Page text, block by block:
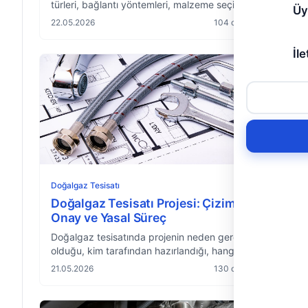
türleri, bağlantı yöntemleri, malzeme seçimini
etkileyen kriterler ve hangi noktada hangi
22.05.2026 104 okuma
Doğalgaz Tesisatı
Doğalgaz Tesisatı Projesi: Çizim,
Onay ve Yasal Süreç
Doğalgaz tesisatında projenin neden gerekli
olduğu, kim tarafından hazırlandığı, hangi
belgeleri içerdiği, dağıtım şirketinde onay
21.05.2026 130 okuma